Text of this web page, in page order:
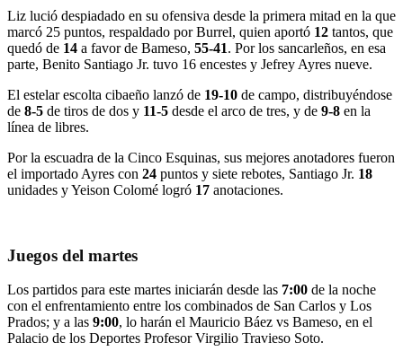
Liz lució despiadado en su ofensiva desde la primera mitad en la que
marcó 25 puntos, respaldado por Burrel, quien aportó 12 tantos, que
quedó de 14 a favor de Bameso, 55-41. Por los sancarleños, en esa
parte, Benito Santiago Jr. tuvo 16 encestes y Jefrey Ayres nueve.
El estelar escolta cibaeño lanzó de 19-10 de campo, distribuyéndose
de 8-5 de tiros de dos y 11-5 desde el arco de tres, y de 9-8 en la
línea de libres.
Por la escuadra de la Cinco Esquinas, sus mejores anotadores fueron
el importado Ayres con 24 puntos y siete rebotes, Santiago Jr. 18
unidades y Yeison Colomé logró 17 anotaciones.
Juegos del martes
Los partidos para este martes iniciarán desde las 7:00 de la noche
con el enfrentamiento entre los combinados de San Carlos y Los
Prados; y a las 9:00, lo harán el Mauricio Báez vs Bameso, en el
Palacio de los Deportes Profesor Virgilio Travieso Soto.